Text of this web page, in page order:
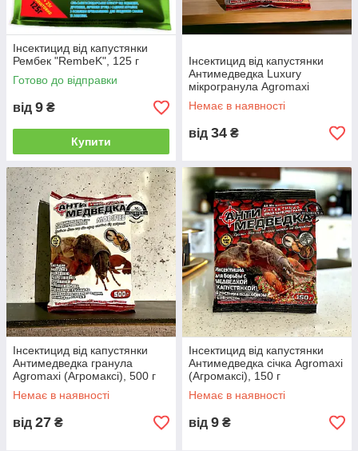
Інсектицид від капустянки
Рембек "RembeK", 125 г
Готово до відправки
від 9 ₴
Купити
Інсектицид від капустянки
Антимедведка Luxury
мікрогранула Agromaxi
(Агромаксі), 600 г
Немає в наявності
від 34 ₴
Інсектицид від капустянки
Антимедведка гранула
Agromaxi (Агромаксі), 500 г
Немає в наявності
від 27 ₴
Інсектицид від капустянки
Антимедведка січка Agromaxi
(Агромаксі), 150 г
Немає в наявності
від 9 ₴